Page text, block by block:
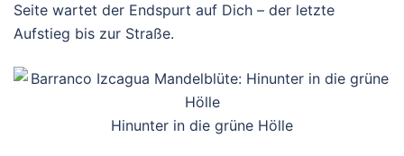
Seite wartet der Endspurt auf Dich – der letzte
Aufstieg bis zur Straße.
Hinunter in die grüne Hölle